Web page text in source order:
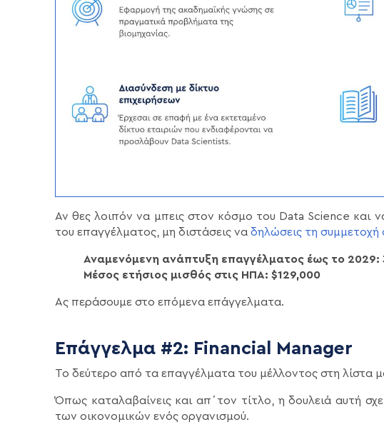
Αν θες λοιπόν να μπεις στον κόσμο του Data Science και
του επαγγέλματος, μη διστάσεις να δηλώσεις τη συμμετοχή
Αναμενόμενη ανάπτυξη επαγγέλματος έως το 2029:
Μέσος ετήσιος μισθός στις ΗΠΑ: $129,000
Ας περάσουμε στο επόμενα επάγγελματα.
Επάγγελμα #2: Financial Manager
Το δεύτερο από τα επαγγέλματα του μέλλοντος στη λίστα
Όπως καταλαβαίνεις και απ΄τον τίτλο, η δουλειά αυτή
των οικονομικών ενός οργανισμού.